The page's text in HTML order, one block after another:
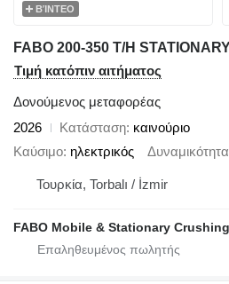
ΒΊΝΤΕΟ
Τιμή κατόπιν αιτήματος
Δονούμενος μεταφορέας
2026
Κατάσταση καινούριο
Καύσιμο ηλεκτρικός Δυναμικότητα
Τουρκία, Torbalı / İzmir